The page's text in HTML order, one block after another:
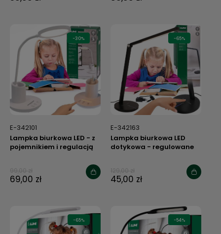
E-342101
Lampka biurkowa LED - z
pojemnikiem i regulacją
69,00 zł
-30%
E-342163
Lampka biurkowa LED
dotykowa - regulowane
45,00 zł
-65%
-65% -54%